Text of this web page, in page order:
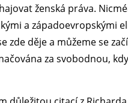
ženská práva.
a západoevropskými
zde děje a můžeme se
za svobodnou,